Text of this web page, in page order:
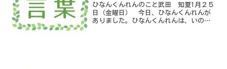
ひなんくんれんのこと武田 知夏1月２５
日（金曜日） 今日、ひなんくんれんが
ありました。ひなんくんれんは、いのち